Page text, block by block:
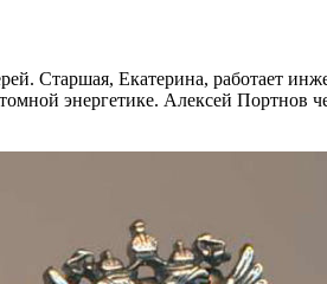
Старшая, Екатерина, работает
энергетике. Алексей